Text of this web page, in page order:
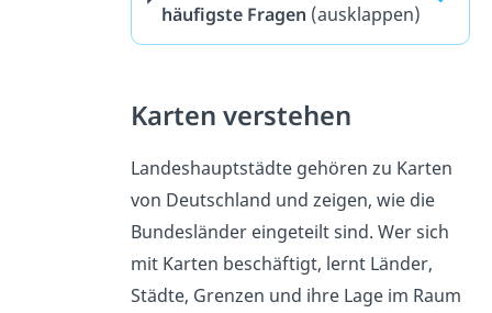
häufigste Fragen (ausklappen)
Karten verstehen
Landeshauptstädte gehören zu Karten
von Deutschland und zeigen, wie die
Bundesländer eingeteilt sind. Wer sich
mit Karten beschäftigt, lernt Länder,
Städte, Grenzen und ihre Lage im Raum